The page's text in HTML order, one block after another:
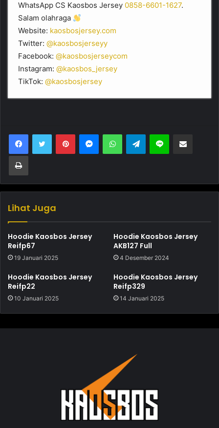
WhatsApp CS Kaosbos Jersey 0858-6601-1627.
Salam olahraga
Website: kaosbosjersey.com
Twitter: @kaosbosjerseyy
Facebook: @kaosbosjerseycom
Instagram: @kaosbos_jersey
TikTok: @kaosbosjersey
Telegram
Lihat Juga
Hoodie Kaosbos Jersey
Reifp67
19 Januari 2025
Hoodie Kaosbos Jersey
AKB127 Full
4 Desember 2024
Hoodie Kaosbos Jersey
Reifp22
10 Januari 2025
Hoodie Kaosbos Jersey
Reifp329
14 Januari 2025